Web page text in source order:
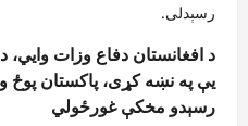
رسېدلی.
د افغانستان دفاع وزات
یې په نښه کړی، پاکستان پوځ
رسېدو مخکې غورځولي